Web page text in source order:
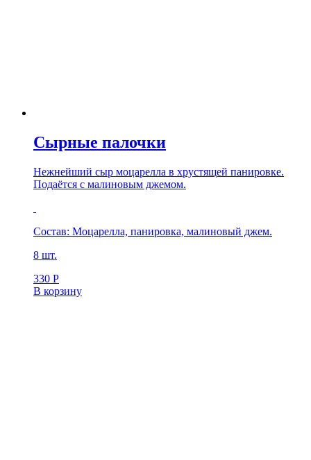
Сырные палочки
Нежнейший сыр моцарелла в хрустящей панировке.
Подаётся с малиновым джемом.
Состав: Моцарелла, панировка, малиновый джем.
8 шт.
330 Р
В корзину